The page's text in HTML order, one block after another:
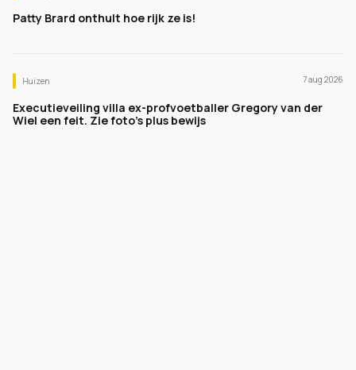
Patty Brard onthult hoe rijk ze is!
Huizen 7 aug 2026
Executieveiling villa ex-profvoetballer Gregory van der
Wiel een feit. Zie foto's plus bewijs